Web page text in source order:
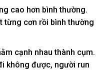
cao hơn bình thường.
từng cơn rồi bình thường
cạnh nhau thành cụm.
không được, người run